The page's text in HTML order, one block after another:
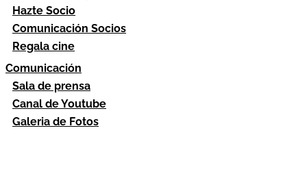
Hazte Socio
Comunicación Socios
Regala cine
Comunicación
Sala de prensa
Canal de Youtube
Galeria de Fotos